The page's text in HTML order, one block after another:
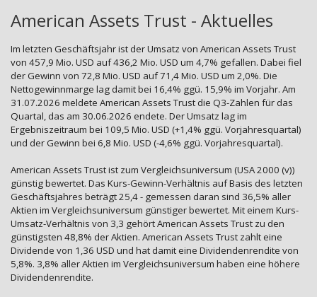
American Assets Trust - Aktuelles
Im letzten Geschäftsjahr ist der Umsatz von American Assets Trust
von 457,9 Mio. USD auf 436,2 Mio. USD um 4,7% gefallen. Dabei fiel
der Gewinn von 72,8 Mio. USD auf 71,4 Mio. USD um 2,0%. Die
Nettogewinnmarge lag damit bei 16,4% ggü. 15,9% im Vorjahr. Am
31.07.2026 meldete American Assets Trust die Q3-Zahlen für das
Quartal, das am 30.06.2026 endete. Der Umsatz lag im
Ergebniszeitraum bei 109,5 Mio. USD (+1,4% ggü. Vorjahresquartal)
und der Gewinn bei 6,8 Mio. USD (-4,6% ggü. Vorjahresquartal).
American Assets Trust ist zum Vergleichsuniversum (USA 2000 (v))
günstig bewertet. Das Kurs-Gewinn-Verhältnis auf Basis des letzten
Geschäftsjahres beträgt 25,4 - gemessen daran sind 36,5% aller
Aktien im Vergleichsuniversum günstiger bewertet. Mit einem Kurs-
Umsatz-Verhältnis von 3,3 gehört American Assets Trust zu den
günstigsten 48,8% der Aktien. American Assets Trust zahlt eine
Dividende von 1,36 USD und hat damit eine Dividendenrendite von
5,8%. 3,8% aller Aktien im Vergleichsuniversum haben eine höhere
Dividendenrendite.